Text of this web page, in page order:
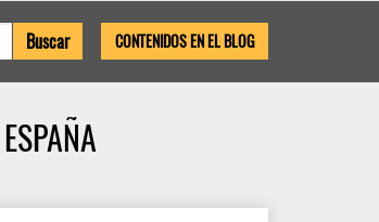
CONTENIDOS EN EL BLOG